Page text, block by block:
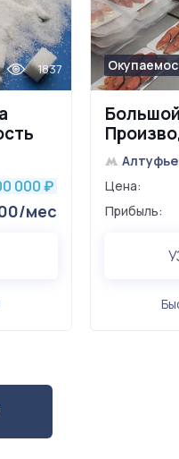
1837
000 ₽
мес
Цена:
Прибыль: